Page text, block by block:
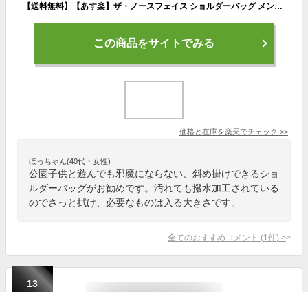
【送料無料】【あす楽】ザ・ノースフェイス ショルダーバッグ メンズ レディース エスケープショルダーポーチ NM82232 ショルダーバッグ 円形 バッグ 斜め掛け アウトドア キャンプ スポーツ カジュアル 撥水 エコバッグ グランドシート 5L THE NORTH FACE evid
この商品をサイトでみる
価格と在庫を楽天でチェック >>
ほっちゃん(40代・女性)
公園子供と遊んでも邪魔にならない、斜め掛けできるショ
ルダーバッグがお勧めです。汚れても撥水加工されている
のでさっと拭け、必要なものは入る大きさです。
全てのおすすめコメント (1 件) >
13